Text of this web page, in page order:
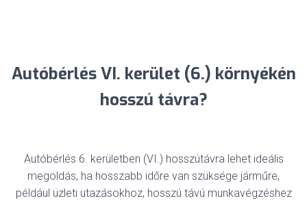
Autóbérlés VI. kerület (6.) környékén
hosszú távra?
Autóbérlés 6. kerületben (VI.) hosszútávra lehet ideális
megoldás, ha hosszabb időre van szüksége járműre,
például üzleti utazásokhoz, hosszú távú munkavégzéshez